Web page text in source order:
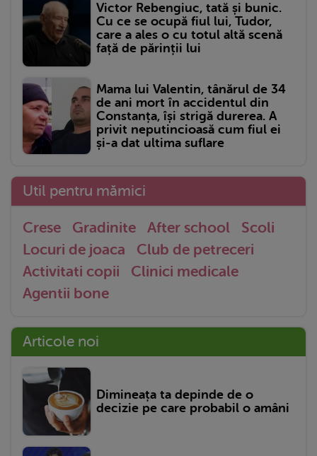
Victor Rebengiuc, tată și bunic.
Cu ce se ocupă fiul lui, Tudor,
care a ales o cu totul altă scenă
față de părinții lui
Mama lui Valentin, tânărul de 34
de ani mort în accidentul din
Constanța, își strigă durerea. A
privit neputincioasă cum fiul ei
și-a dat ultima suflare
Util pentru mămici
Crese Gradinite After school
Scoli
Locuri de joaca
Club de petreceri
Activitati copii
Clinici medicale
Agentii bone
Articole noi
Dimineața ta depinde de o
decizie pe care probabil o amâni